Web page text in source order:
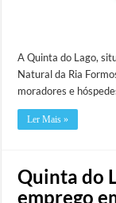
A Quinta do Lago,
Natural da Ria
moradores e
Ler Mais »
Quinta do
emprego